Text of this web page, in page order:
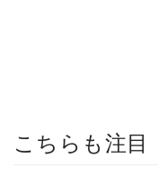
こちらも注目